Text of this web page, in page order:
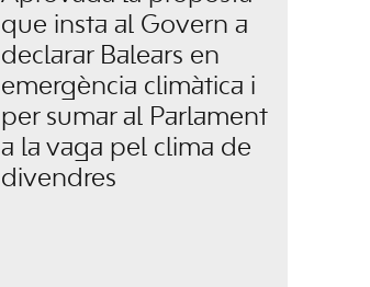
que insta al Govern a
declarar Balears en
emergència climàtica i
per sumar al Parlament
a la vaga pel clima de
divendres